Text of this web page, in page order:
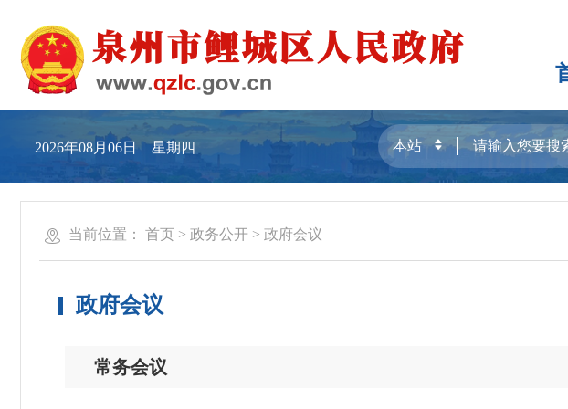
2026年08月06日 星期四
当前位置： 首页 > 政务公开 > 政府会议
政府会议
常务会议